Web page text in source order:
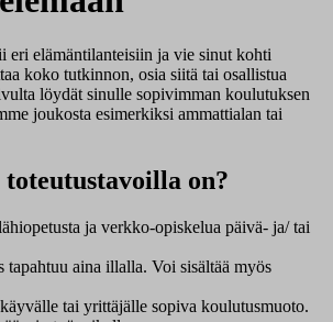
eri elämäntilanteisiin ja vie sinut kohti
koko tutkinnon, osia siitä tai osallistua
löydät sinulle sopivimman koulutuksen
joukosta esimerkiksi ammattialan tai
on?
ja verkko-opiskelua päivä- ja/ tai
tapahtuu aina illalla. Voi sisältää myös
tai yrittäjälle sopiva koulutusmuoto.